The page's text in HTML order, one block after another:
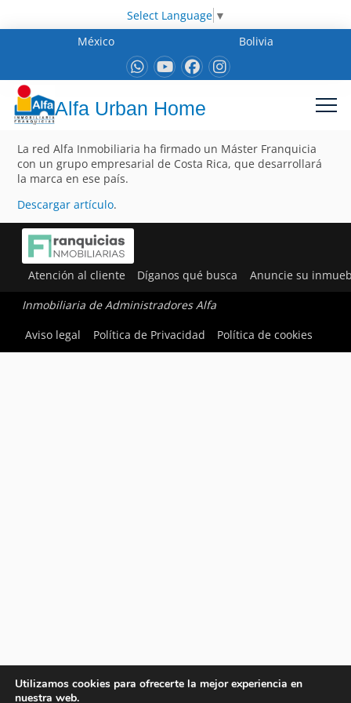
Select Language ▼
México
Bolivia
Alfa Urban Home
La red Alfa Inmobiliaria ha firmado un Máster Franquicia
con un grupo empresarial de Costa Rica, que desarrollará
la marca en ese país.
Descargar artículo.
Atención al cliente Díganos qué busca Anuncie su
Inmobiliaria de Administradores Alfa
Aviso legal
Política de Privacidad Política de cookies
Utilizamos cookies para ofrecerte la mejor experiencia en
nuestra web.